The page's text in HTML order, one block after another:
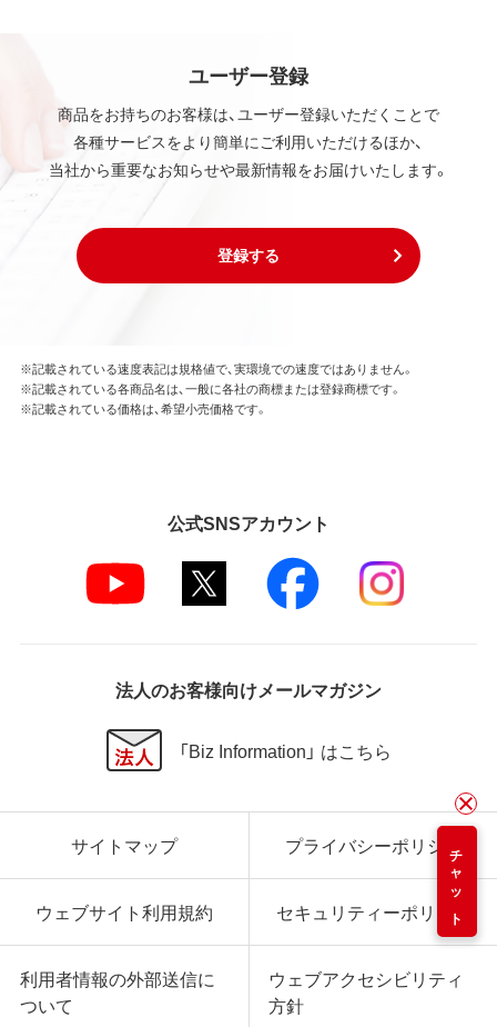
ユーザー登録
商品をお持ちのお客様は、ユーザー登録いただくことで
各種サービスをより簡単にご利用いただけるほか、
当社から重要なお知らせや最新情報をお届けいたします。
登録する
チャット
※記載されている速度表記は規格値で、実環境での速度ではありません。
※記載されている各商品名は、一般に各社の商標または登録商標です。
※記載されている価格は、希望小売価格です。
公式SNSアカウント
法人のお客様向けメールマガジン
「Biz Information」 はこちら
サイトマップ プライバシーポリシー
ウェブサイト利用規約 セキュリティーポリシー
利用者情報の外部送信に
ついて
ウェブアクセシビリティ
方針